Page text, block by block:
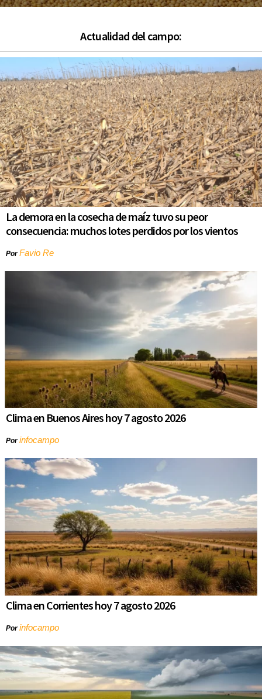
Actualidad del campo:
La demora en la cosecha de maíz tuvo su peor
consecuencia: muchos lotes perdidos por los vientos
PorFavio Re
Clima en Buenos Aires hoy 7 agosto 2026
Porinfocampo
Clima en Corrientes hoy 7 agosto 2026
Porinfocampo